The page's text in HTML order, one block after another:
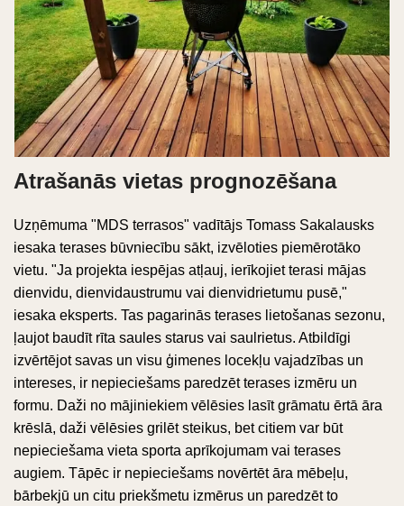
Atrašanās vietas prognozēšana
Uzņēmuma "MDS terrasos" vadītājs Tomass Sakalausks
iesaka terases būvniecību sākt, izvēloties piemērotāko
vietu. "Ja projekta iespējas atļauj, ierīkojiet terasi mājas
dienvidu, dienvidaustrumu vai dienvidrietumu pusē,"
iesaka eksperts. Tas pagarinās terases lietošanas sezonu,
ļaujot baudīt rīta saules starus vai saulrietus. Atbildīgi
izvērtējot savas un visu ģimenes locekļu vajadzības un
intereses, ir nepieciešams paredzēt terases izmēru un
formu. Daži no mājiniekiem vēlēsies lasīt grāmatu ērtā āra
krēslā, daži vēlēsies grilēt steikus, bet citiem var būt
nepieciešama vieta sporta aprīkojumam vai terases
augiem. Tāpēc ir nepieciešams novērtēt āra mēbeļu,
bārbekjū un citu priekšmetu izmērus un paredzēt to